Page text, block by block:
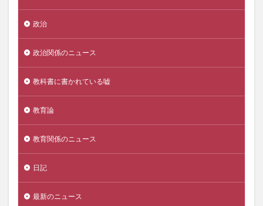
政治
政治関係のニュース
教科書に書かれている嘘
教育論
教育関係のニュース
日記
最新のニュース